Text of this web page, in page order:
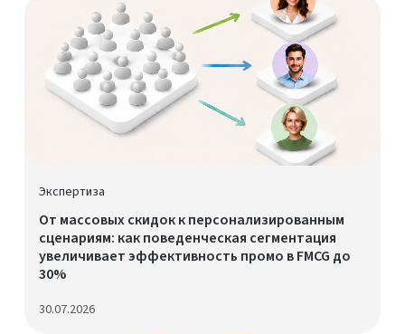
Экспертиза
От массовых скидок к персонализированным
сценариям: как поведенческая сегментация
увеличивает эффективность промо в FMCG до
30%
30.07.2026